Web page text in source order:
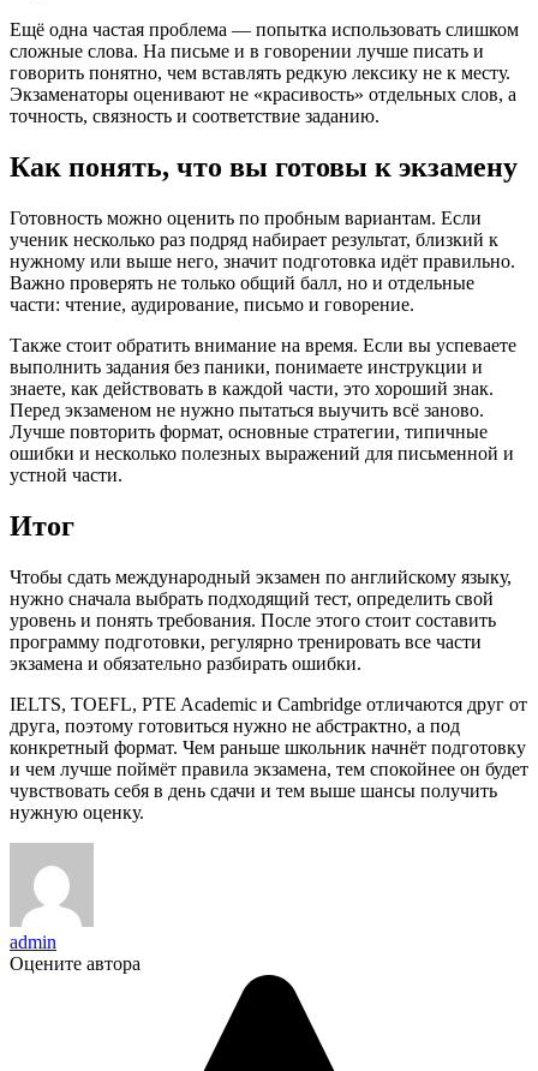
Ещё одна частая проблема — попытка использовать слишком
сложные слова. На письме и в говорении лучше писать и
говорить понятно, чем вставлять редкую лексику не к месту.
Экзаменаторы оценивают не «красивость» отдельных слов, а
точность, связность и соответствие заданию.
Как понять, что вы готовы к экзамену
Готовность можно оценить по пробным вариантам. Если
ученик несколько раз подряд набирает результат, близкий к
нужному или выше него, значит подготовка идёт правильно.
Важно проверять не только общий балл, но и отдельные
части: чтение, аудирование, письмо и говорение.
Также стоит обратить внимание на время. Если вы успеваете
выполнить задания без паники, понимаете инструкции и
знаете, как действовать в каждой части, это хороший знак.
Перед экзаменом не нужно пытаться выучить всё заново.
Лучше повторить формат, основные стратегии, типичные
ошибки и несколько полезных выражений для письменной и
устной части.
Итог
Чтобы сдать международный экзамен по английскому языку,
нужно сначала выбрать подходящий тест, определить свой
уровень и понять требования. После этого стоит составить
программу подготовки, регулярно тренировать все части
экзамена и обязательно разбирать ошибки.
IELTS, TOEFL, PTE Academic и Cambridge отличаются друг от
друга, поэтому готовиться нужно не абстрактно, а под
конкретный формат. Чем раньше школьник начнёт подготовку
и чем лучше поймёт правила экзамена, тем спокойнее он будет
чувствовать себя в день сдачи и тем выше шансы получить
нужную оценку.
admin
Оцените автора